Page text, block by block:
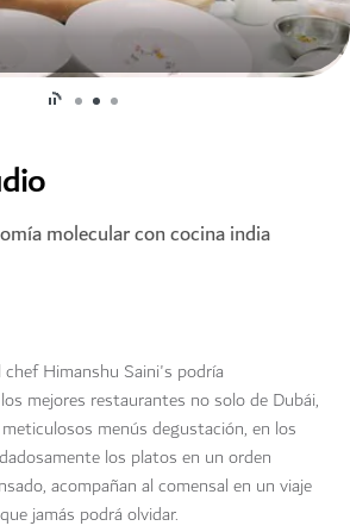
molecular con cocina india
Himanshu Saini's podría
mejores restaurantes no solo de Dubái,
menús degustación, en los
los platos en un orden
acompañan al comensal en un viaje
jamás podrá olvidar.